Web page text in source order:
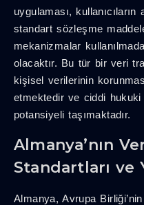
uygulaması, kullanıcıların
standart sözleşme
mekanizmalar
olacaktır. Bu tür bir veri
kişisel verilerinin
etmektedir ve ciddi hukuki
potansiyeli taşımaktadır.
Almanya’nın
Standartları ve
Almanya, Avrupa